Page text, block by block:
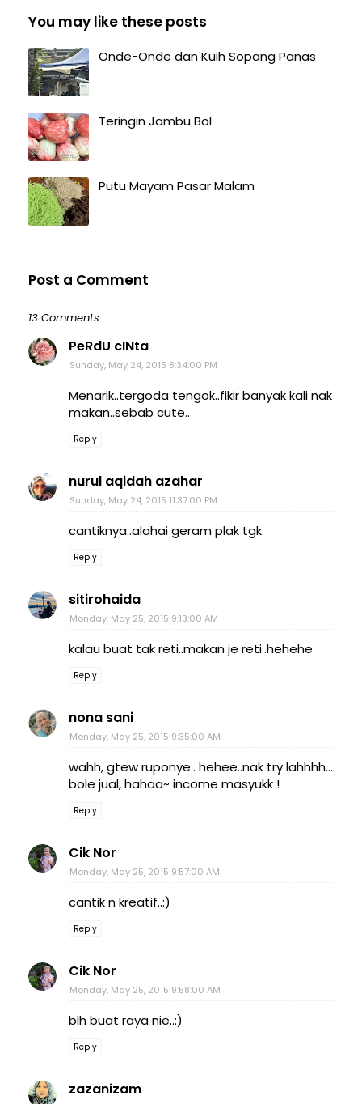
You may like these posts
Onde-Onde dan Kuih Sopang Panas
Teringin Jambu Bol
Putu Mayam Pasar Malam
Post a Comment
13 Comments
PeRdU cINta
Sunday, May 24, 2015 8:34:00 PM
Menarik..tergoda tengok..fikir banyak kali nak
makan..sebab cute..
Reply
nurul aqidah azahar
Sunday, May 24, 2015 11:37:00 PM
cantiknya..alahai geram plak tgk
Reply
sitirohaida
Monday, May 25, 2015 9:13:00 AM
kalau buat tak reti..makan je reti..hehehe
Reply
nona sani
Monday, May 25, 2015 9:35:00 AM
wahh, gtew ruponye.. hehee..nak try lahhhh...
bole jual, hahaa~ income masyukk !
Reply
Cik Nor
Monday, May 25, 2015 9:57:00 AM
cantik n kreatif..:)
Reply
Cik Nor
Monday, May 25, 2015 9:58:00 AM
blh buat raya nie..:)
Reply
zazanizam